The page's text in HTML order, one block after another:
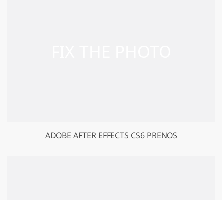
ADOBE AFTER EFFECTS CS6 PRENOS